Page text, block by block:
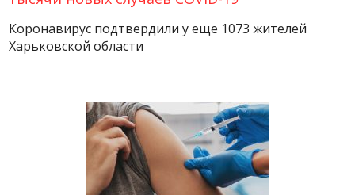
Коронавирус подтвердили у еще 1073 жителей
Харьковской области